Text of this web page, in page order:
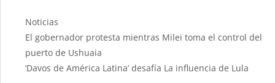
Categories
Noticias
El gobernador protesta mientras Milei toma el control del
puerto de Ushuaia
‘Davos de América Latina’ desafía La influencia de Lula